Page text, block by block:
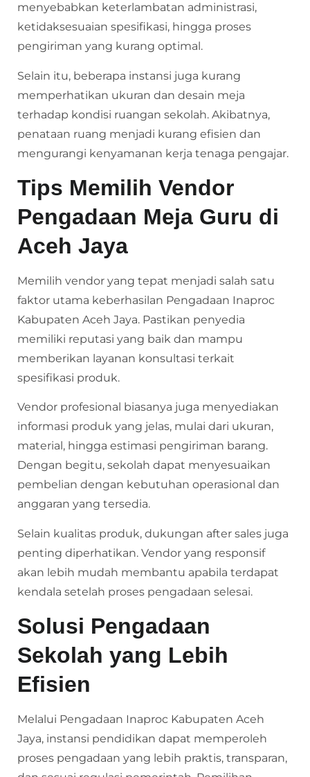
menyebabkan keterlambatan administrasi,
ketidaksesuaian spesifikasi, hingga proses
pengiriman yang kurang optimal.
Selain itu, beberapa instansi juga kurang
memperhatikan ukuran dan desain meja
terhadap kondisi ruangan sekolah. Akibatnya,
penataan ruang menjadi kurang efisien dan
mengurangi kenyamanan kerja tenaga pengajar.
Tips Memilih Vendor
Pengadaan Meja Guru di
Aceh Jaya
Memilih vendor yang tepat menjadi salah satu
faktor utama keberhasilan Pengadaan Inaproc
Kabupaten Aceh Jaya. Pastikan penyedia
memiliki reputasi yang baik dan mampu
memberikan layanan konsultasi terkait
spesifikasi produk.
Vendor profesional biasanya juga menyediakan
informasi produk yang jelas, mulai dari ukuran,
material, hingga estimasi pengiriman barang.
Dengan begitu, sekolah dapat menyesuaikan
pembelian dengan kebutuhan operasional dan
anggaran yang tersedia.
Selain kualitas produk, dukungan after sales juga
penting diperhatikan. Vendor yang responsif
akan lebih mudah membantu apabila terdapat
kendala setelah proses pengadaan selesai.
Solusi Pengadaan
Sekolah yang Lebih
Efisien
Melalui Pengadaan Inaproc Kabupaten Aceh
Jaya, instansi pendidikan dapat memperoleh
proses pengadaan yang lebih praktis, transparan,